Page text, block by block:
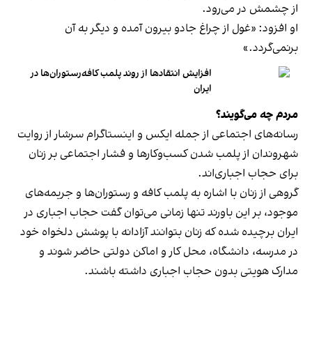
از چشمش در می‌رود.
او افزود: «غول از چراغ جادو بیرون آمده و دیگر به آن
برنمی‎‌گردد.»
افزایش انتقادها از روند پلمب کافه‌رستوران‌ها در
ایران
مردم چه می‌گویند؟
رسانه‎‌های اجتماعی از جمله ایکس و اینستاگرام سرشار از روایت
شهروندان از پلمب شدن کسب‌وکارها و فشار اجتماعی بر زنان
برای حجاب اجباری‌اند.
گروهی از زنان با اشاره به پلمب کافه و رستوران‌ها و جریمه‌های
موجود، بر این باورند تنها زمانی می‌توان گفت حجاب اجباری در
ایران برچیده شده که زنان بتوانند آزادانه با پوشش دلخواه خود
در مدرسه، دانشگاه، محل کار و اماکن دولتی حاضر شوند و
مدارک هویتی بدون حجاب اجباری داشته باشند.